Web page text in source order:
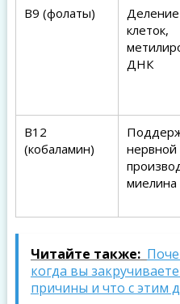
B9 (фолаты)
Деление
клеток,
ДНК
B12
(кобаламин)
нервной
миелина
Читайте также:
когда вы
причины и что с этим